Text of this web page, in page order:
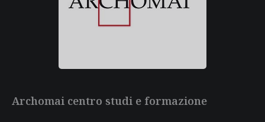
Archomai centro studi e formazione